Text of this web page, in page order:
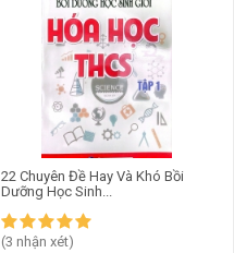
22 Chuyên Đề Hay Và Khó Bồi
Dưỡng Học Sinh...
(3 nhận xét)